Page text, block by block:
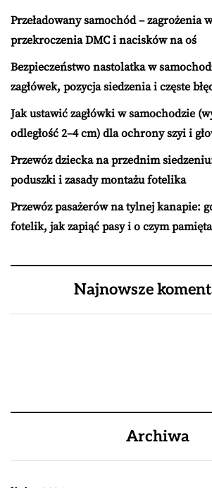
Przeładowany samochód – zagrożenia
przekroczenia DMC i nacisków na oś
Bezpieczeństwo nastolatka w
zagłówek, pozycja siedzenia i częste
Jak ustawić zagłówki w samochodzie
odległość 2–4 cm) dla ochrony szyi i
Przewóz dziecka na przednim
poduszki i zasady montażu fotelika
Przewóz pasażerów na tylnej kanapie:
fotelik, jak zapiąć pasy i o czym
Najnowsze
Archiwa